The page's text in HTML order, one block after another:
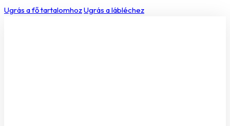
Ugrás a fő tartalomhozUgrás a lábléchez